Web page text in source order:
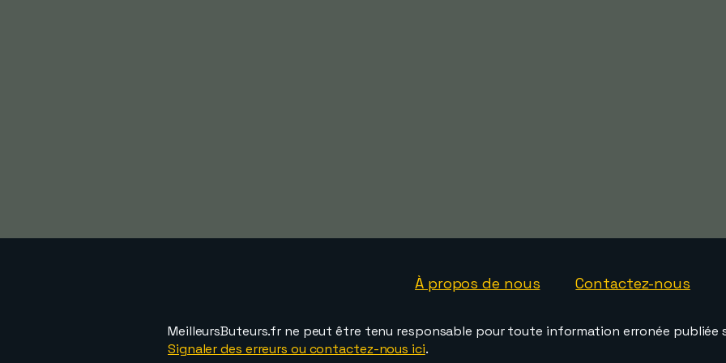
À propos de nous Contactez-nous
MeilleursButeurs.fr ne peut être tenu responsable pour toute information erronée publiée
Signaler des erreurs ou contactez-nous ici.